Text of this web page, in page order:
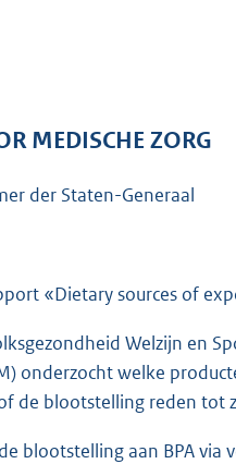
r
o
:
K
MEDISCHE ZORG
der Staten-Generaal
«Dietary sources of
Welzijn en
onderzocht welke
de blootstelling reden tot
blootstelling aan BPA